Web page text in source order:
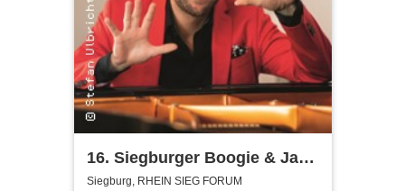
16. Siegburger Boogie & Jazz
Night
Siegburg, RHEIN SIEG FORUM